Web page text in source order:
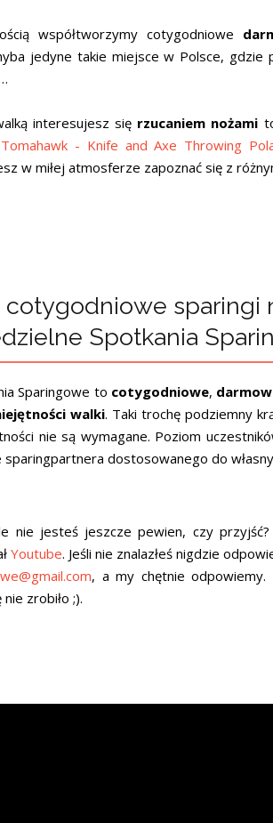
współtworzymy cotygodniowe
jedyne takie miejsce w Polsce, gdzie
interesujesz się rzucaniem nożami
- Knife and Axe Throwing
w miłej atmosferze zapoznać się z
cotygodniowe sparingi
Spotkania
Sparingowe to cotygodniowe,
walki. Taki trochę podziemny
nie są wymagane. Poziom
dostosowanego do
nie jesteś jeszcze pewien, czy
Youtube. Jeśli nie znalazłeś nigdzie
, a my chętnie odpowiemy.
zrobiło ;).